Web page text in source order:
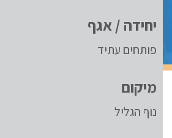
יחידה / אגף
פותחים עתיד
מיקום
נוף הגליל